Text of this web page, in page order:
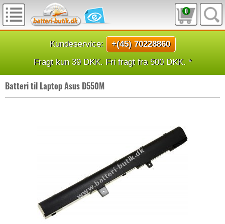
0
Kundeservice:
+(45) 70228860
Fragt kun 39 DKK. Fri fragt fra 500 DKK. *
Batteri til Laptop Asus D550M